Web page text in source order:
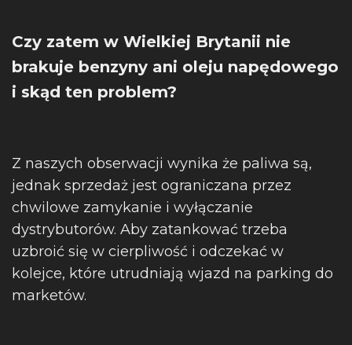
Czy zatem w Wielkiej Brytanii nie
brakuje benzyny ani oleju napędowego
i skąd ten problem?
Z naszych obserwacji wynika że paliwa są,
jednak sprzedaż jest ograniczana przez
chwilowe zamykanie i wyłączanie
dystrybutorów. Aby zatankować trzeba
uzbroić się w cierpliwość i odczekać w
kolejce, które utrudniają wjazd na parking do
marketów.